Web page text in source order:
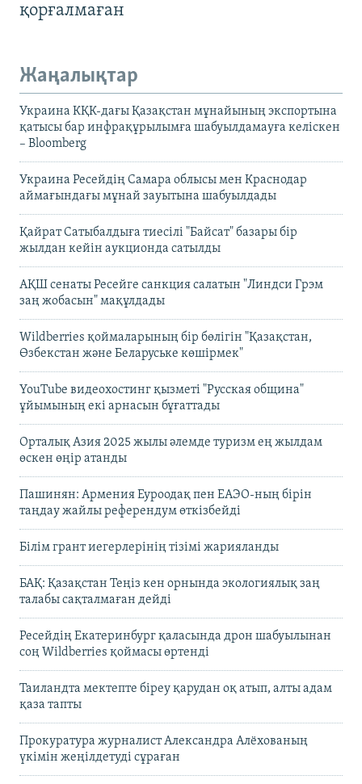
қорғалмаған
Жаңалықтар
Украина КҚК-дағы Қазақстан мұнайының экспортына
қатысы бар инфрақұрылымға шабуылдамауға келіскен
– Bloomberg
Украина Ресейдің Самара облысы мен Краснодар
аймағындағы мұнай зауытына шабуылдады
Қайрат Сатыбалдыға тиесілі "Байсат" базары бір
жылдан кейін аукционда сатылды
АҚШ сенаты Ресейге санкция салатын "Линдси Грэм
заң жобасын" мақұлдады
Wildberries қоймаларының бір бөлігін "Қазақстан,
Өзбекстан және Беларуське көшірмек"
YouTube видеохостинг қызметі "Русская община"
ұйымының екі арнасын бұғаттады
Орталық Азия 2025 жылы әлемде туризм ең жылдам
өскен өңір атанды
Пашинян: Армения Еуроодақ пен ЕАЭО-ның бірін
таңдау жайлы референдум өткізбейді
Білім грант иегерлерінің тізімі жарияланды
БАҚ: Қазақстан Теңіз кен орнында экологиялық заң
талабы сақталмаған дейді
Ресейдің Екатеринбург қаласында дрон шабуылынан
соң Wildberries қоймасы өртенді
Таиландта мектепте біреу қарудан оқ атып, алты адам
қаза тапты
Прокуратура журналист Александра Алёхованың
үкімін жеңілдетуді сұраған